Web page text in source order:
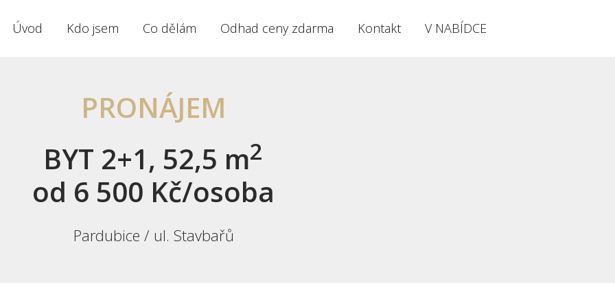
Úvod Kdo jsem Co dělám Odhad ceny zdarma Kontakt V NABÍDCE
PRONÁJEM
BYT 2+1, 52,5 m2
od 6 500 Kč/osoba
Pardubice / ul. Stavbařů